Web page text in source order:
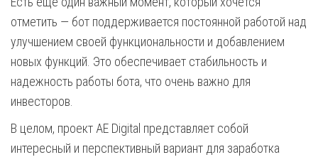
отметить — бот поддерживается постоянной работой над
улучшением своей функциональности и добавлением
новых функций. Это обеспечивает стабильность и
надежность работы бота, что очень важно для
инвесторов.
В целом, проект AE Digital представляет собой
интересный и перспективный вариант для заработка